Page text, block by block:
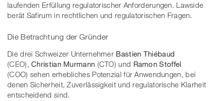
laufenden Erfüllung regulatorischer Anforderungen. Lawside
berät Safirum in rechtlichen und regulatorischen Fragen.
Die Betrachtung der Gründer
Die drei Schweizer Unternehmer Bastien Thiébaud
(CEO),Christian Murmann (CTO) und Ramon Stoffel
(COO) sehen erhebliches Potenzial für Anwendungen, bei
denen Sicherheit, Zuverlässigkeit und regulatorische Klarheit
entscheidend sind.